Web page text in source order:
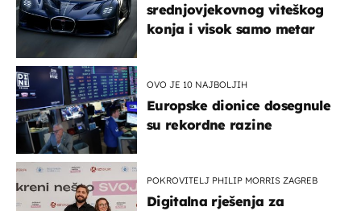
srednjovjekovnog viteškog
konja i visok samo metar
OVO JE 10 NAJBOLJIH
Europske dionice dosegnule
su rekordne razine
POKROVITELJ PHILIP MORRIS ZAGREB
Digitalna rješenja za